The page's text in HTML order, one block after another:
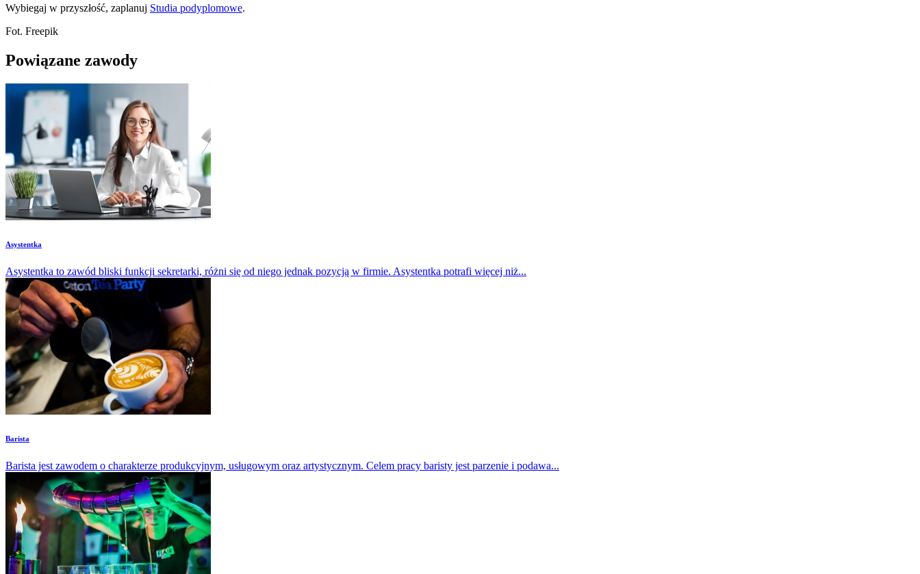
Wybiegaj w przyszłość, zaplanuj Studia podyplomowe.
Fot. Freepik
Powiązane zawody
Asystentka
Asystentka to zawód bliski funkcji sekretarki, różni się od niego jednak pozycją w firmie. Asystentka potrafi więcej niż...
Barista
Barista jest zawodem o charakterze produkcyjnym, usługowym oraz artystycznym. Celem pracy baristy jest parzenie i podawa...